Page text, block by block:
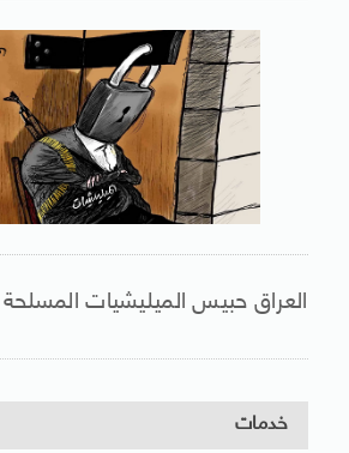
العراق حبيس الميليشيات المسلحة
خدمات